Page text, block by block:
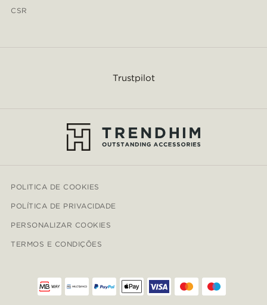
CSR
Trustpilot
POLITICA DE COOKIES
POLÍTICA DE PRIVACIDADE
PERSONALIZAR COOKIES
TERMOS E CONDIÇÕES